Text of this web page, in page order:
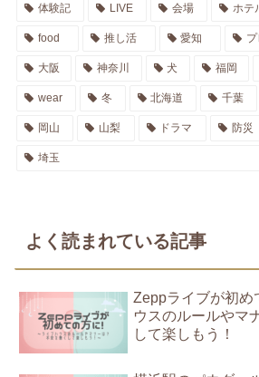
体験記 LIVE 会場 ホテ
food 推し活 愛知
大阪 神奈川 犬 福岡
wear 冬 北海道 千葉
岡山 山梨 ドラマ 防災
埼玉
よく読まれている記事
Zeppライブが初め
ウスのルールやマ
して楽しもう！